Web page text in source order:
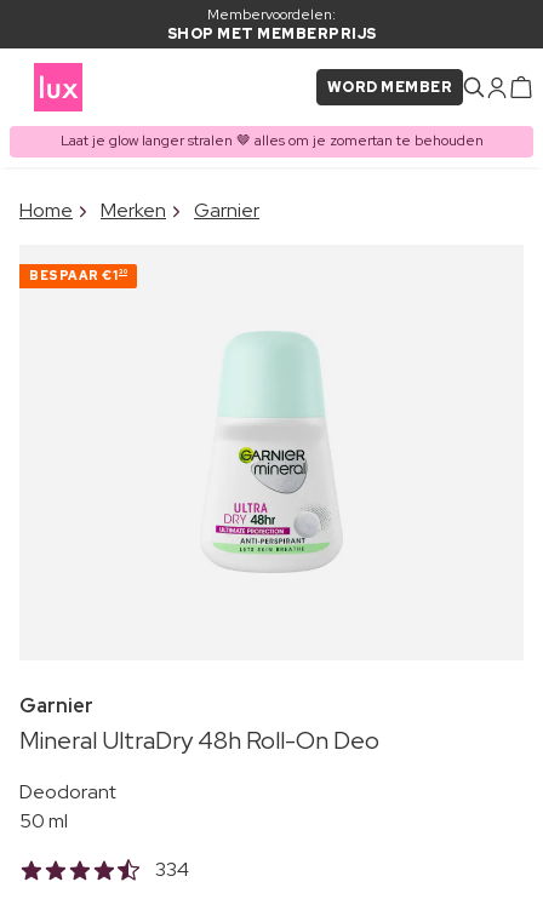
Membervoordelen:
SHOP MET MEMBERPRIJS
WORD MEMBER
Laat je glow langer stralen 🤎 alles om je zomertan te behouden
ITEM TOEGEVOEGD AAN
Home Merken Garnier
BESPAAR €130
Garnier
Mineral UltraDry 48h Roll-On Deo
Deodorant
50 ml
334